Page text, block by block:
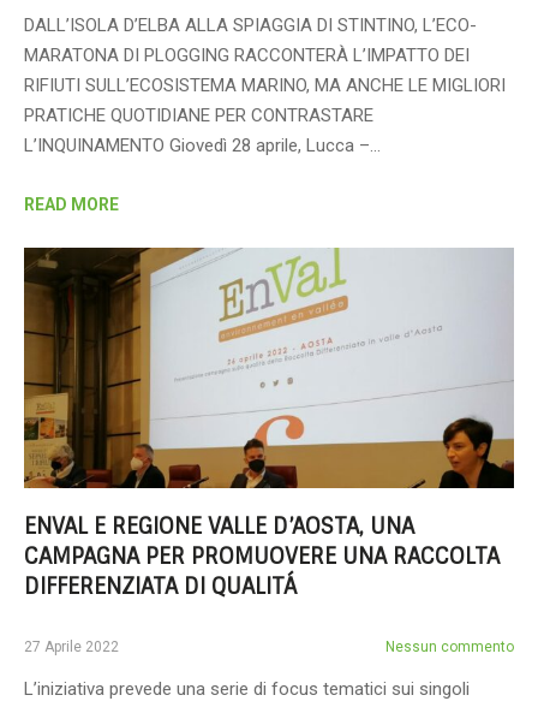
DALL’ISOLA D’ELBA ALLA SPIAGGIA DI STINTINO, L’ECO-
MARATONA DI PLOGGING RACCONTERÀ L’IMPATTO DEI
RIFIUTI SULL’ECOSISTEMA MARINO, MA ANCHE LE MIGLIORI
PRATICHE QUOTIDIANE PER CONTRASTARE
L’INQUINAMENTO Giovedì 28 aprile, Lucca –…
READ MORE
ENVAL E REGIONE VALLE D’AOSTA, UNA
CAMPAGNA PER PROMUOVERE UNA RACCOLTA
DIFFERENZIATA DI QUALITÁ
27 Aprile 2022 Nessun commento
L’iniziativa prevede una serie di focus tematici sui singoli